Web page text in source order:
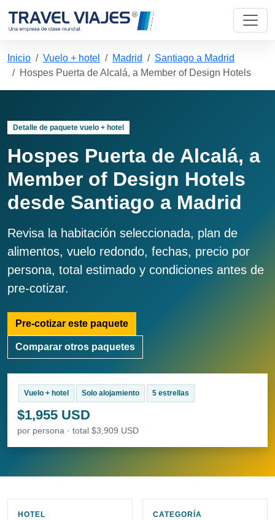
Inicio Vuelo + hotel Madrid
Santiago a Madrid
Hospes Puerta de Alcalá, a Member of Design Hotels
Detalle de paquete vuelo + hotel
Hospes Puerta de Alcalá, a
Member of Design Hotels
desde Santiago a Madrid
Revisa la habitación seleccionada, plan de
alimentos, vuelo redondo, fechas, precio por
persona, total estimado y condiciones antes de
pre-cotizar.
Pre-cotizar este paquete
Comparar otros paquetes
Vuelo + hotel Solo alojamiento 5 estrellas
$1,955 USD
por persona · total $3,909 USD
HOTEL CATEGORÍA